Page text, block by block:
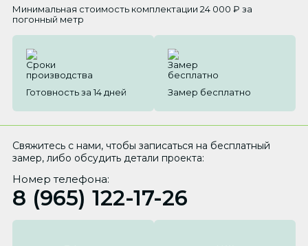
Минимальная стоимость комплектации 24 000 ₽ за
погонный метр
Готовность за 14 дней Замер бесплатно
Свяжитесь с нами, чтобы записаться на бесплатный
замер, либо обсудить детали проекта:
Номер телефона:
8 (965) 122-17-26